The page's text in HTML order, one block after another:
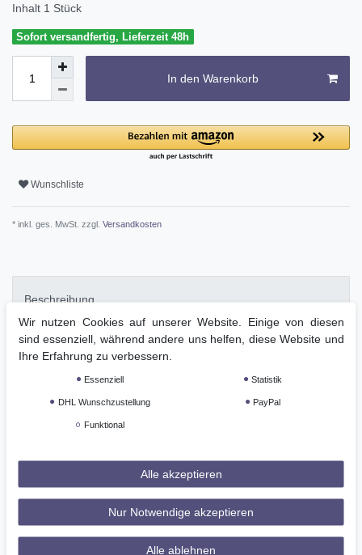
Inhalt 1 Stück
Sofort versandfertig, Lieferzeit 48h
In den Warenkorb
Wunschliste
* inkl. ges. MwSt. zzgl. Versandkosten
Beschreibung
Weitere Details
zum Schutz der Pferdebeine
weiches Material mit luftiger
Schaumstofffüllung
mehrfach verwendbar
Wir nutzen Cookies auf unserer Website. Einige von diesen
sind essenziell, während andere uns helfen, diese Website und
Ihre Erfahrung zu verbessern.
Essenziell Statistik
DHL Wunschzustellung PayPal
Funktional
Alle akzeptieren
Nur Notwendige akzeptieren
Alle ablehnen